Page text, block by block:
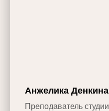
Анжелика Денкина
Преподаватель студии